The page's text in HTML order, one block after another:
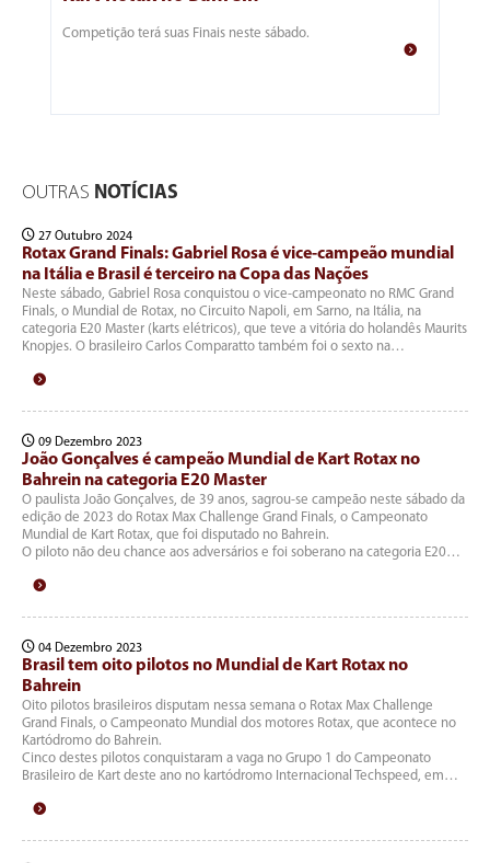
Competição terá suas Finais neste sábado.
OUTRAS NOTÍCIAS
27 Outubro 2024
Rotax Grand Finals: Gabriel Rosa é vice-campeão mundial
na Itália e Brasil é terceiro na Copa das Nações
Neste sábado, Gabriel Rosa conquistou o vice-campeonato no RMC Grand
Finals, o Mundial de Rotax, no Circuito Napoli, em Sarno, na Itália, na
categoria E20 Master (karts elétricos), que teve a vitória do holandês Maurits
Knopjes. O brasileiro Carlos Comparatto também foi o sexto na…
09 Dezembro 2023
João Gonçalves é campeão Mundial de Kart Rotax no
Bahrein na categoria E20 Master
O paulista João Gonçalves, de 39 anos, sagrou-se campeão neste sábado da
edição de 2023 do Rotax Max Challenge Grand Finals, o Campeonato
Mundial de Kart Rotax, que foi disputado no Bahrein.
O piloto não deu chance aos adversários e foi soberano na categoria E20…
04 Dezembro 2023
Brasil tem oito pilotos no Mundial de Kart Rotax no
Bahrein
Oito pilotos brasileiros disputam nessa semana o Rotax Max Challenge
Grand Finals, o Campeonato Mundial dos motores Rotax, que acontece no
Kartódromo do Bahrein.
Cinco destes pilotos conquistaram a vaga no Grupo 1 do Campeonato
Brasileiro de Kart deste ano no kartódromo Internacional Techspeed, em…